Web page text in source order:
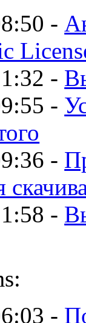
-
-
-
-
-
-